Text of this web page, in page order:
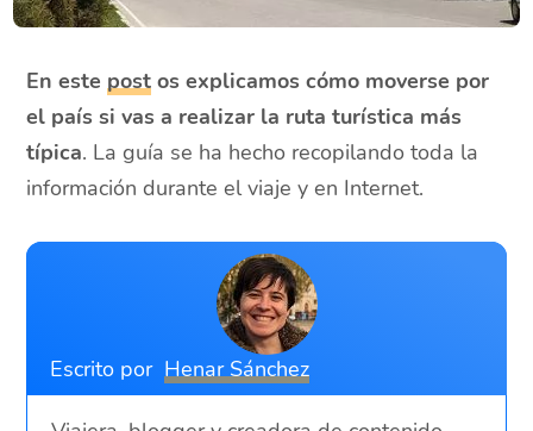
En estepost os explicamos cómo moverse por
el país si vas a realizar la ruta turística más
típica. La guía se ha hecho recopilando toda la
información durante el viaje y en Internet.
Escrito por Henar Sánchez